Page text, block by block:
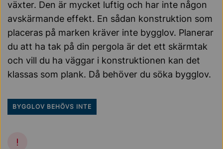
växter. Den är mycket luftig och har inte någon
avskärmande effekt. En sådan konstruktion som
placeras på marken kräver inte bygglov. Planerar
du att ha tak på din pergola är det ett skärmtak
och vill du ha väggar i konstruktionen kan det
klassas som plank. Då behöver du söka bygglov.
BYGGLOV BEHÖVS INTE